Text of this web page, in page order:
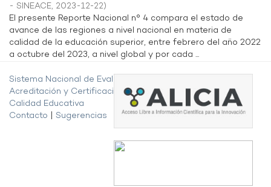
- SINEACE, 2023-12-22)
El presente Reporte Nacional n° 4 compara el estado de
avance de las regiones a nivel nacional en materia de
calidad de la educación superior, entre febrero del año 2022
a octubre del 2023, a nivel global y por cada ...
Sistema Nacional de Evaluación,
Acreditación y Certificación de la
Calidad Educativa
Contacto
Sugerencias